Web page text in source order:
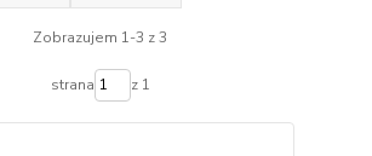
Zobrazujem 1-3 z 3
strana z 1